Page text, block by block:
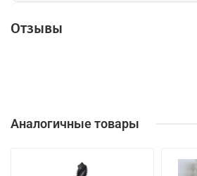
Отзывы
Аналогичные товары